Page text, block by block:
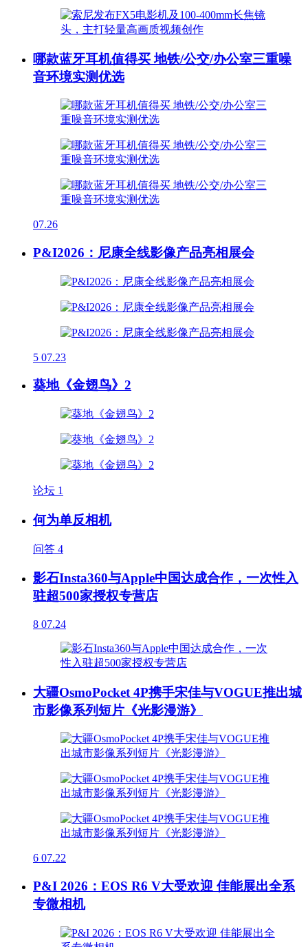
哪款蓝牙耳机值得买 地铁/公交/办公室三重噪
音环境实测优选
07.26
P&I2026：尼康全线影像产品亮相展会
5 07.23
葵地《金翅鸟》2
论坛 1
何为单反相机
问答 4
影石Insta360与Apple中国达成合作，一次性入
驻超500家授权专营店
8 07.24
大疆OsmoPocket 4P携手宋佳与VOGUE推出城
市影像系列短片《光影漫游》
6 07.22
P&I 2026：EOS R6 V大受欢迎 佳能展出全系
专微相机